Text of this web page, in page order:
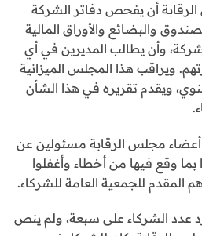
أن يفحص دفاتر الشركة
والبضائع والأوراق المالية
وأن يطالب المديرين في أي
ويراقب هذا المجلس الميزانية
ويقدم تقريره في هذا الشأن
أعضاء مجلس الرقابة مسئولين عن
بما وقع فيها من أخطاء وأغفلوا
المقدم للجمعية العامة للشركاء.
عدد الشركاء على سبعة، ولم ينص